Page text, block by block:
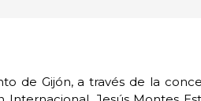
de Gijón, a través de la